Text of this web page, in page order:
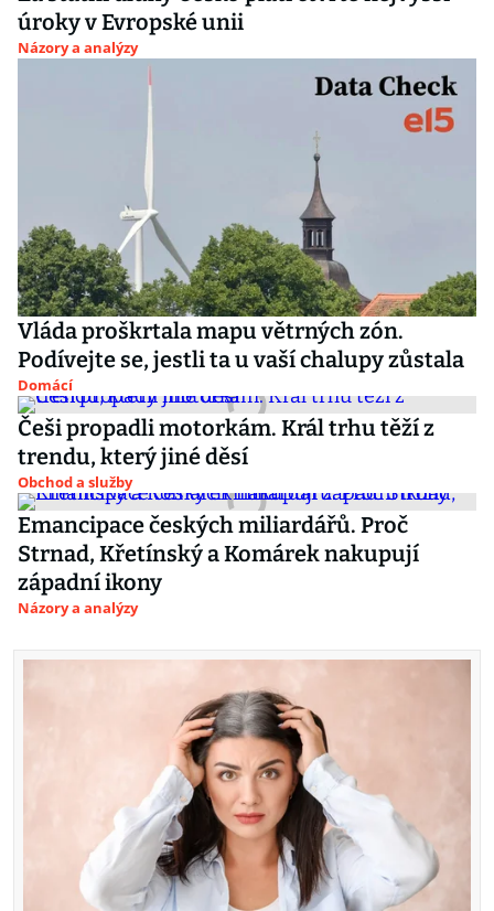
úroky v Evropské unii
Názory a analýzy
Vláda proškrtala mapu větrných zón.
Podívejte se, jestli ta u vaší chalupy zůstala
Domácí
Češi propadli motorkám. Král trhu těží z
trendu, který jiné děsí
Obchod a služby
Emancipace českých miliardářů. Proč
Strnad, Křetínský a Komárek nakupují
západní ikony
Názory a analýzy